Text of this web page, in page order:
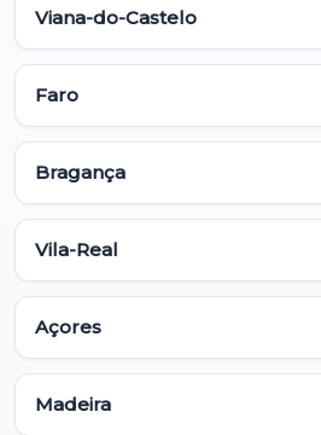
Viana-do-Castelo
Faro
Bragança
Vila-Real
Açores
Madeira